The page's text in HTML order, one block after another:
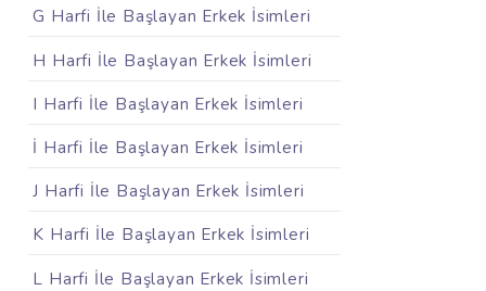
G Harfi İle Başlayan Erkek İsimleri
H Harfi İle Başlayan Erkek İsimleri
I Harfi İle Başlayan Erkek İsimleri
İ Harfi İle Başlayan Erkek İsimleri
J Harfi İle Başlayan Erkek İsimleri
K Harfi İle Başlayan Erkek İsimleri
L Harfi İle Başlayan Erkek İsimleri